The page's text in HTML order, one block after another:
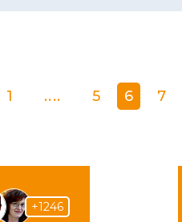
1 .... 5 6 7
+1246